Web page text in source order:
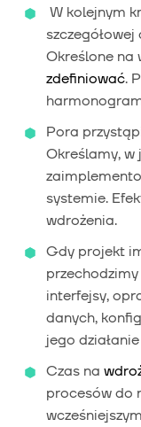
W kolejnym
Określone na
zdefiniować.
Pora
Określamy,
systemie.
wdrożenia.
Gdy projekt
interfejsy,
danych,
jego
Czas na
procesów do